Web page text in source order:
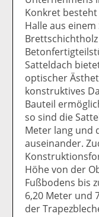
Konkret
Halle aus
Satteldach
optischer
konstruktives
Bauteil
so sind die
Meter lang und
auseinander.
Höhe von der
Fußbodens bis
6,20 Meter und
der